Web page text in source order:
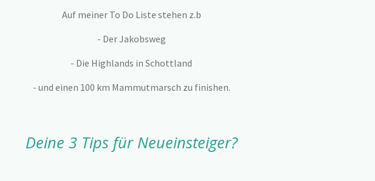
Auf meiner To Do Liste stehen z.b
- Der Jakobsweg
- Die Highlands in Schottland
- und einen 100 km Mammutmarsch zu finishen.
Deine 3 Tips für Neueinsteiger?